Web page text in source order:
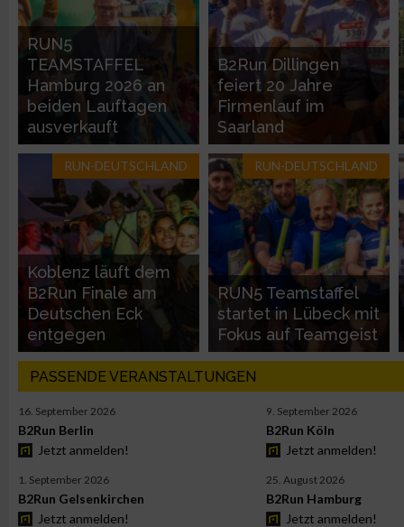
RUN5
TEAMSTAFFEL
Hamburg 2026 an
beiden Lauftagen
ausverkauft
B2Run Dillingen
feiert 20 Jahre
Firmenlauf im
Saarland
RUN-DEUTSCHLAND
Koblenz läuft dem
B2Run Finale am
Deutschen Eck
entgegen
RUN-DEUTSCHLAND
RUN5 Teamstaffel
startet in Lübeck mit
Fokus auf Teamgeist
PASSENDE VERANSTALTUNGEN
16. September 2026
B2Run Berlin
Jetzt anmelden!
9. September 2026
B2Run Köln
Jetzt anmelden!
1. September 2026
B2Run Gelsenkirchen
Jetzt anmelden!
25. August 2026
B2Run Hamburg
Jetzt anmelden!
Entwicklung und Verbesserung der Angebote
Verwendung reduzierter Daten zur Auswahl von Inhalten
IAB-Besonderheiten:
Verwendung genauer Standortdaten
Geräte anhand von aktiv angeforderten Informationen
Nicht-IAB-Verarbeitungszwecke:
Notwendig
Performance
Funktional
Werbung